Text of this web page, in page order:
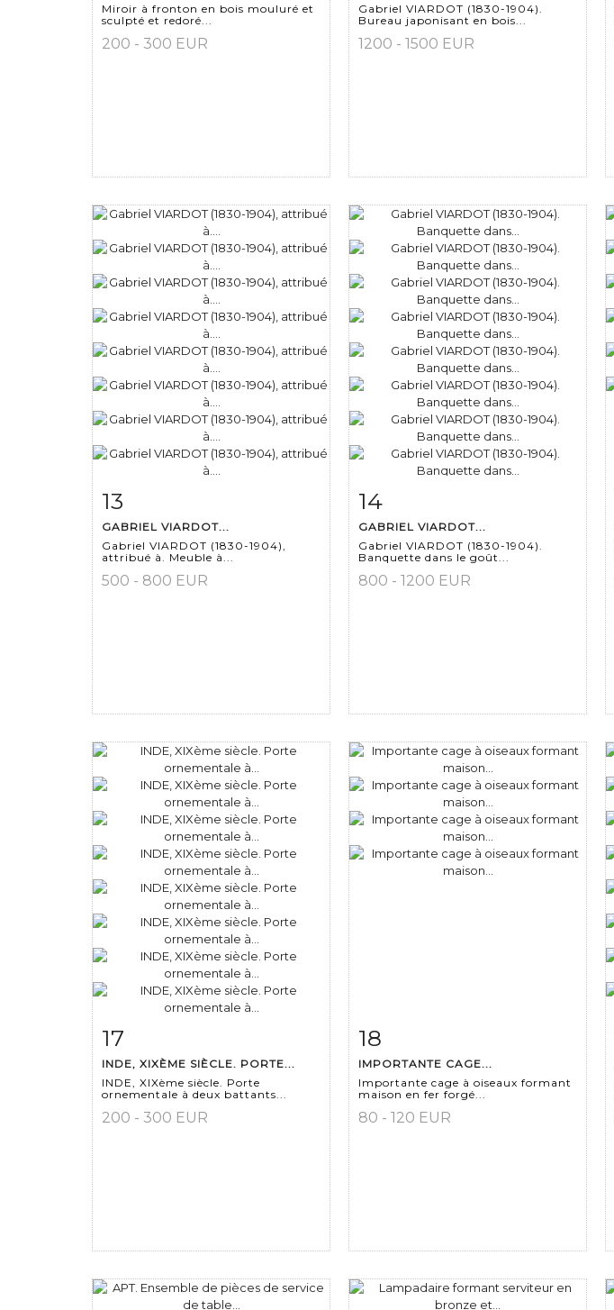
Miroir à fronton en bois mouluré et
sculpté et redoré...
200 - 300 EUR
Gabriel VIARDOT (1830-1904).
Bureau japonisant en bois...
1200 - 1500 EUR
Fiche détaillée
13
GABRIEL VIARDOT...
Gabriel VIARDOT (1830-1904),
attribué à. Meuble à...
500 - 800 EUR
Fiche détaillée
14
GABRIEL VIARDOT...
Gabriel VIARDOT (1830-1904).
Banquette dans le goût...
800 - 1200 EUR
Fiche détaillée
17
INDE, XIXÈME SIÈCLE. PORTE...
INDE, XIXème siècle. Porte
ornementale à deux battants...
200 - 300 EUR
Fiche détaillée
18
IMPORTANTE CAGE...
Importante cage à oiseaux formant
maison en fer forgé...
80 - 120 EUR